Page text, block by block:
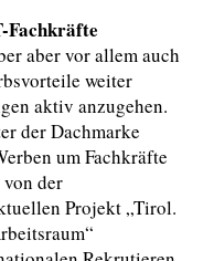
aber vor allem auch
weiter
aktiv anzugehen.
der Dachmarke
um Fachkräfte
der
Projekt „Tirol.